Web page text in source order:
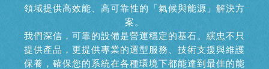
領域提供高效能、高可靠性的「氣候與能源」解決方
案。
我們深信，可靠的設備是營運穩定的基石。縯忠不只
提供產品，更提供專業的選型服務、技術支援與維護
保養，確保您的系統在各種環境下都能達到最佳的能